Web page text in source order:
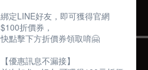
綁定LINE好友，即可獲得官網
$100折價券，
快點擊下方折價券領取唷🤗
【優惠訊息不漏接】